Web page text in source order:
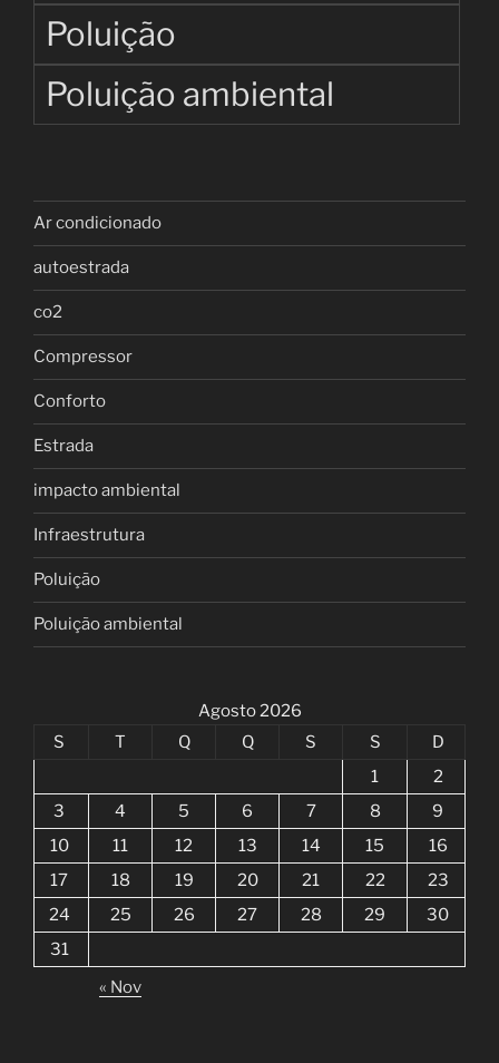
Poluição
Poluição ambiental
Ar condicionado
autoestrada
co2
Compressor
Conforto
Estrada
impacto ambiental
Infraestrutura
Poluição
Poluição ambiental
Agosto 2026
S
T Q Q S S
D
1
2
3
4 5 6 7 8
9
10
11 12 13 14 15
16
17
18 19 20 21 22
23
24
25 26 27 28 29
30
31
« Nov